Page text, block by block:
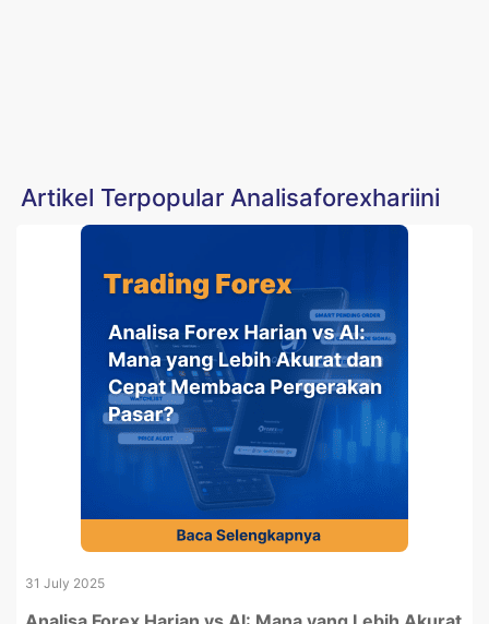
Artikel Terpopular Analisaforexhariini
31 July 2025